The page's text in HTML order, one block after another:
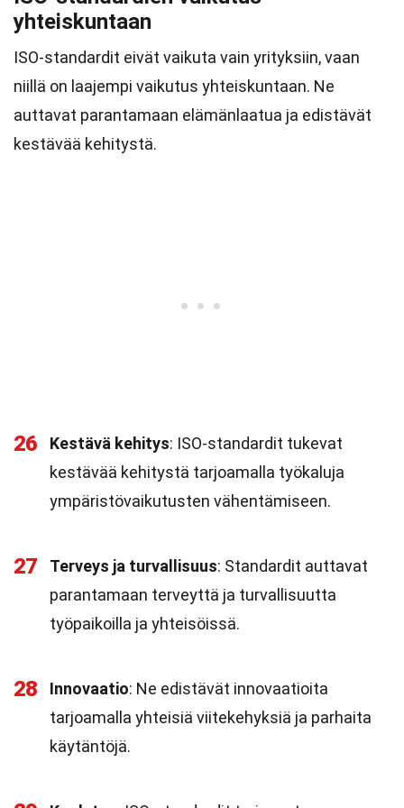
yhteiskuntaan
ISO-standardit eivät vaikuta vain yrityksiin, vaan
niillä on laajempi vaikutus yhteiskuntaan. Ne
auttavat parantamaan elämänlaatua ja edistävät
kestävää kehitystä.
26 Kestävä kehitys: ISO-standardit tukevat
kestävää kehitystä tarjoamalla työkaluja
ympäristövaikutusten vähentämiseen.
27 Terveys ja turvallisuus: Standardit auttavat
parantamaan terveyttä ja turvallisuutta
työpaikoilla ja yhteisöissä.
28 Innovaatio: Ne edistävät innovaatioita
tarjoamalla yhteisiä viitekehyksiä ja parhaita
käytäntöjä.